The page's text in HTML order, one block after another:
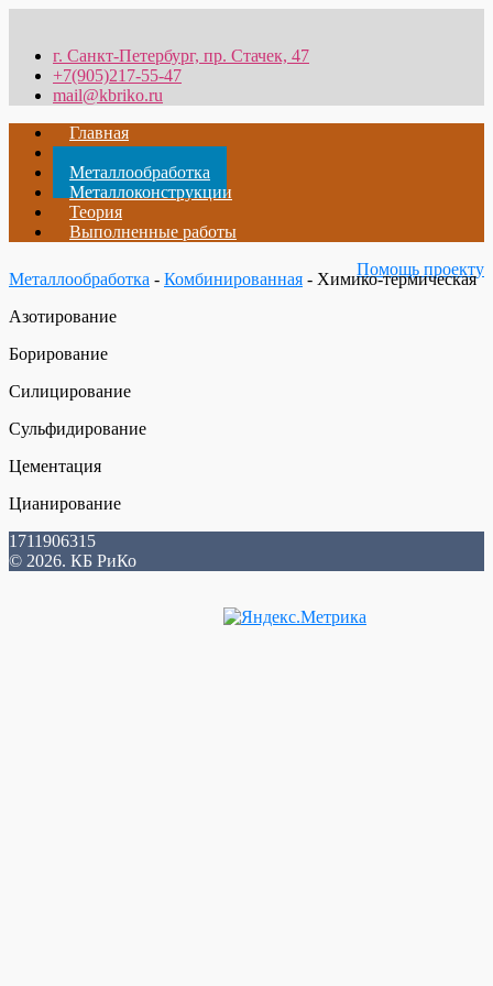
г. Санкт-Петербург, пр. Стачек, 47
+7(905)217-55-47
mail@kbriko.ru
Главная
Проектирование
Металлообработка
Металлоконструкции
Теория
Выполненные работы
Помощь проекту
Металлообработка - Комбинированная - Химико-термическая
Азотирование
Борирование
Силицирование
Сульфидирование
Цементация
Цианирование
1711906315
© 2026. КБ РиКо